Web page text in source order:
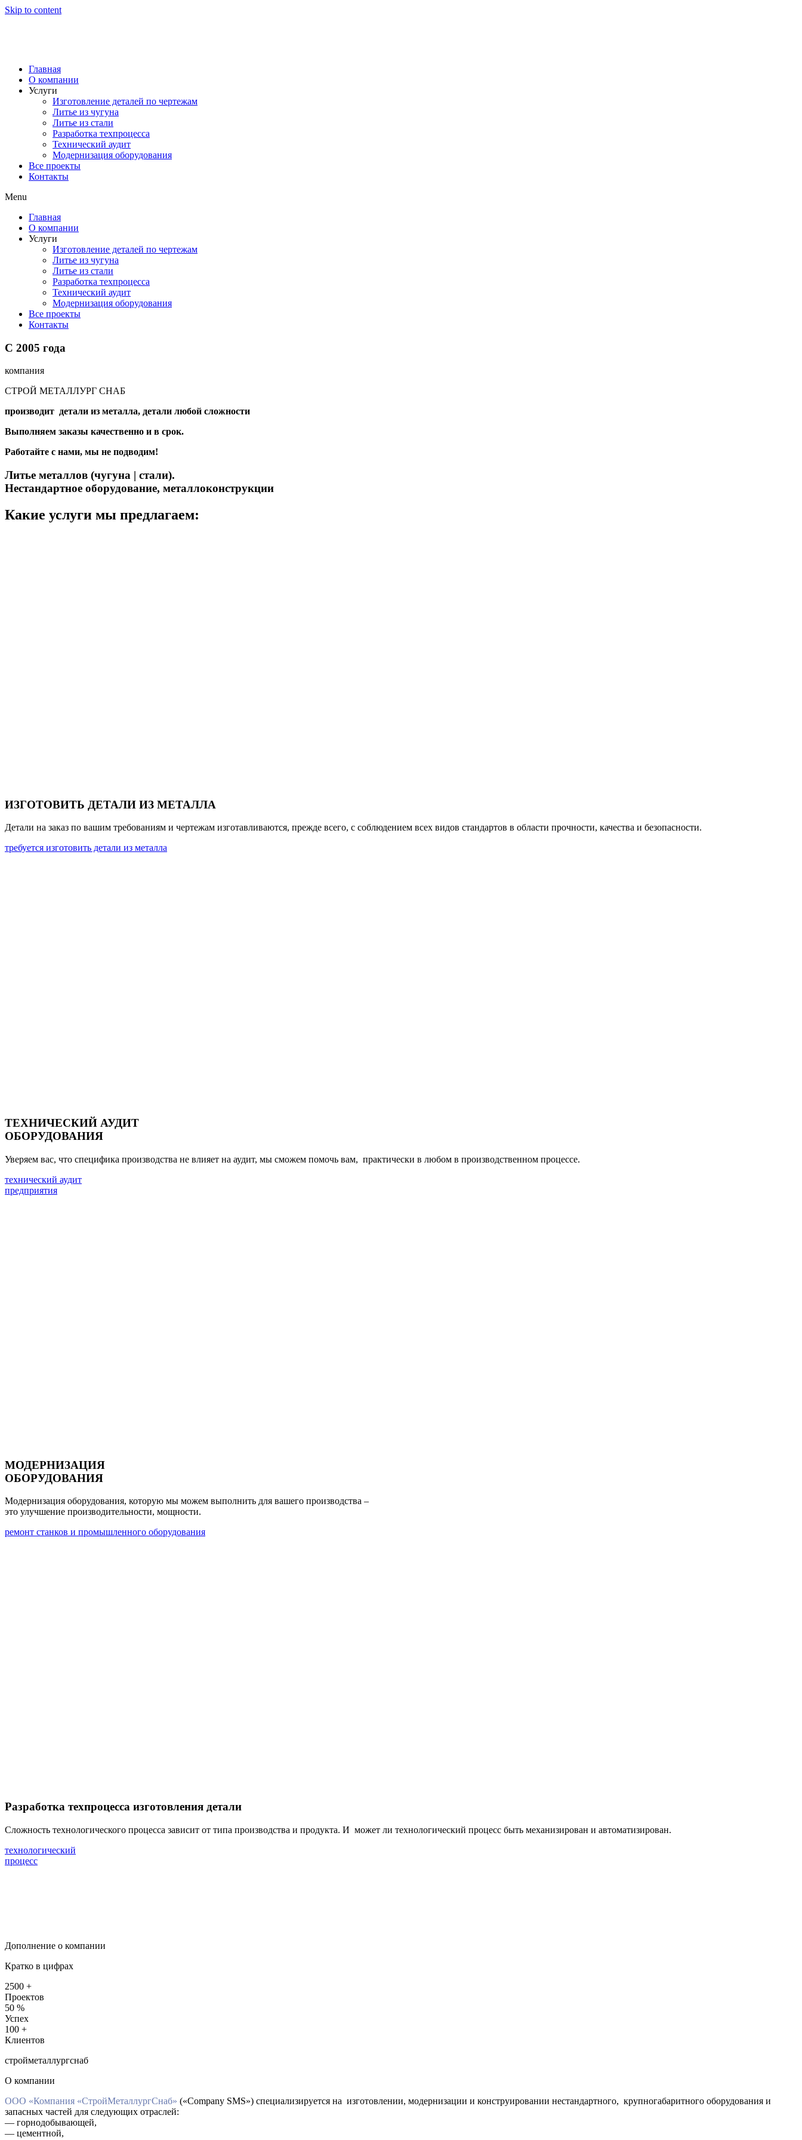
Skip to content
Главная
О компании
Услуги
Изготовление деталей по чертежам
Литье из чугуна
Литье из стали
Разработка техпроцесса
Технический аудит
Модернизация оборудования
Все проекты
Контакты
Menu
Главная
О компании
Услуги
Изготовление деталей по чертежам
Литье из чугуна
Литье из стали
Разработка техпроцесса
Технический аудит
Модернизация оборудования
Все проекты
Контакты
С 2005 года
компания
СТРОЙ МЕТАЛЛУРГ СНАБ
производит детали из металла, детали любой сложности
Выполняем заказы качественно и в срок.
Работайте с нами, мы не подводим!
Литье металлов (чугуна | стали).
Нестандартное оборудование, металлоконструкции
Какие услуги мы предлагаем:
ИЗГОТОВИТЬ ДЕТАЛИ ИЗ МЕТАЛЛА
Детали на заказ по вашим требованиям и чертежам изготавливаются, прежде всего, с соблюдением всех видов стандартов в области прочности, качества и безопасности.
требуется изготовить детали из металла
ТЕХНИЧЕСКИЙ АУДИТ
ОБОРУДОВАНИЯ
Уверяем вас, что специфика производства не влияет на аудит, мы сможем помочь вам, практически в любом в производственном процессе.
технический аудит
предприятия
МОДЕРНИЗАЦИЯ
ОБОРУДОВАНИЯ
Модернизация оборудования, которую мы можем выполнить для вашего производства –
это улучшение производительности, мощности.
ремонт станков и промышленного оборудования
Разработка техпроцесса изготовления детали
Cложность технологического процесса зависит от типа производства и продукта. И может ли технологический процесс быть механизирован и автоматизирован.
технологический
процесс
Дополнение о компании
Кратко в цифрах
2500 +
Проектов
50 %
Успех
100 +
Клиентов
стройметаллургснаб
О компании
ООО «Компания «СтройМеталлургСнаб» («Company SMS») специализируется на изготовлении, модернизации и конструировании нестандартного, крупногабаритного оборудования и
запасных частей для следующих отраслей:
— горнодобывающей,
— цементной,